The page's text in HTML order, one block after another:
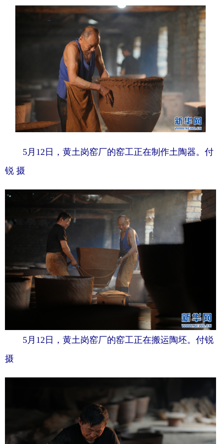
黑龙江
English Español
عربى Русский язык
日本語 한국어 Deutsch
5月12日，黄土岗窑厂的窑工正在制作土陶器。付
锐 摄
5月12日，黄土岗窑厂的窑工正在搬运陶坯。付锐
摄